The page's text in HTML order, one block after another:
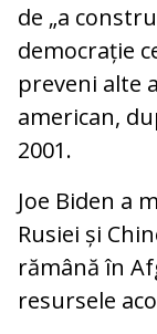
de „a
democrație
preveni alte
american,
2001.
Joe Biden a
Rusiei și
rămână în
resursele